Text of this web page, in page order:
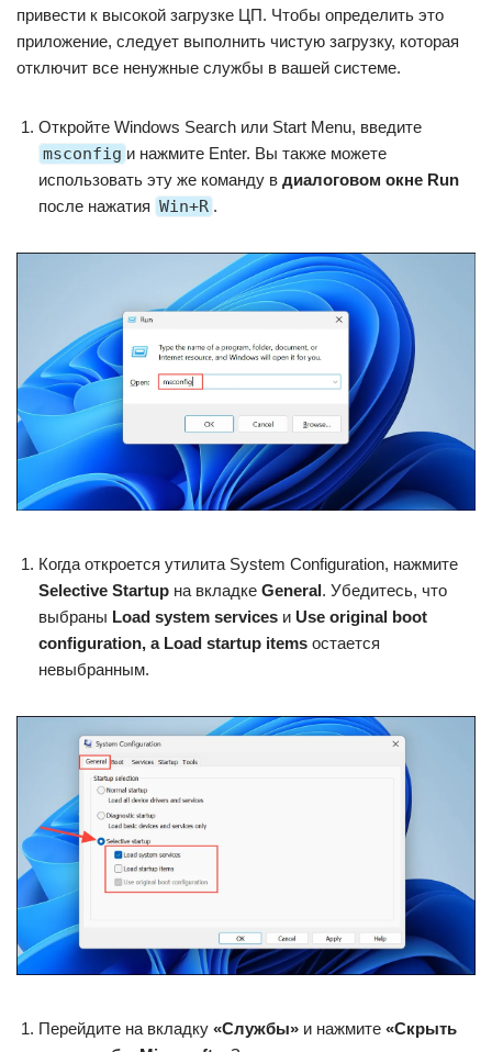
привести к высокой загрузке ЦП. Чтобы определить это
приложение, следует выполнить чистую загрузку, которая
отключит все ненужные службы в вашей системе.
Откройте Windows Search или Start Menu, введите
msconfig и нажмите Enter. Вы также можете
использовать эту же команду в диалоговом окне Run
после нажатия Win+R .
Когда откроется утилита System Configuration, нажмите
Selective Startup на вкладке General. Убедитесь, что
выбраны Load system services и Use original boot
configuration, а Load startup items остается
невыбранным.
Перейдите на вкладку «Службы» и нажмите «Скрыть